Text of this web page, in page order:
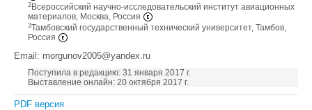
2 Всероссийский научно-исследовательский институт авиационных
материалов, Москва, Россия
3Тамбовский государственный технический университет, Тамбов,
Россия
Email: morgunov2005@yandex.ru
Поступила в редакцию: 31 января 2017 г.
Выставление онлайн: 20 октября 2017 г.
PDF версия